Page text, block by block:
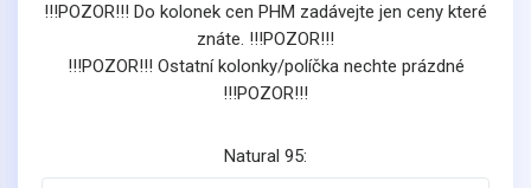
!!!POZOR!!! Do kolonek cen PHM zadávejte jen ceny které
znáte. !!!POZOR!!!
!!!POZOR!!! Ostatní kolonky/políčka nechte prázdné
!!!POZOR!!!
Natural 95: